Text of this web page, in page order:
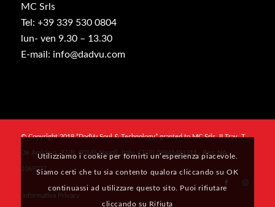
MC Srls
Tel: +39 339 530 0804
lun- ven 9.30 – 13.30
E-mail: info@dadvu.com
© Copyright 2018 “DadVu Soul & Technology” granted to MC Srls, II Trav. T.
De Amicis n. 27/B, 80145 Napoli, Italy, CF/PI 09941481211 , Rea: NA-
1069327
Informativa Privacy
Utilizziamo i cookie per fornirti un’esperienza piacevole.
Siamo certi che tu sia contento qualora cliccando su OK
continuassi ad utilizzare questo sito. Puoi rifiutare
cliccando su Rifiuta